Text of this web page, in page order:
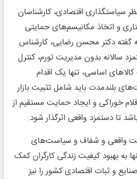
سیاستگذاری اقتصادی، کارشناسان
و اتخاذ مکانیسم‌های حمایتی
به گفته دکتر محسن رضایی، کارشناس
سالانه بدون مدیریت تورم، کنترل
اساسی، تنها یک اقدام
بلندمدت باید شامل تثبیت بازار
خوراکی و ایجاد حمایت مستقیم از
تا دستمزد واقعی اثرگذار شود.
واقعی و شفاف و سیاست‌های
به بهبود کیفیت زندگی کارگران کمک
و ثبات اقتصادی کشور را نیز